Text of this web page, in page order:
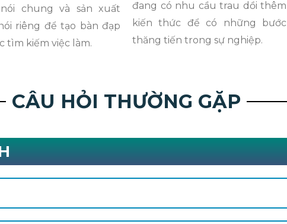
nói chung và sản xuất
riêng để tạo bàn đạp
tìm kiếm việc làm.
đang có nhu cầu trau dồi thêm
kiến thức để có những bước
thăng tiến trong sự nghiệp.
CÂU HỎI THƯỜNG GẶP